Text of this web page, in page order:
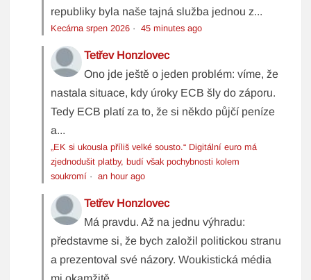
republiky byla naše tajná služba jednou z...
Kecárna srpen 2026 ·45 minutes ago
Tetřev Honzlovec
Ono jde ještě o jeden problém: víme, že
nastala situace, kdy úroky ECB šly do záporu.
Tedy ECB platí za to, že si někdo půjčí peníze
a...
„EK si ukousla příliš velké sousto.“ Digitální euro má
zjednodušit platby, budí však pochybnosti kolem
soukromí ·an hour ago
Tetřev Honzlovec
Má pravdu. Až na jednu výhradu:
představme si, že bych založil politickou stranu
a prezentoval své názory. Woukistická média